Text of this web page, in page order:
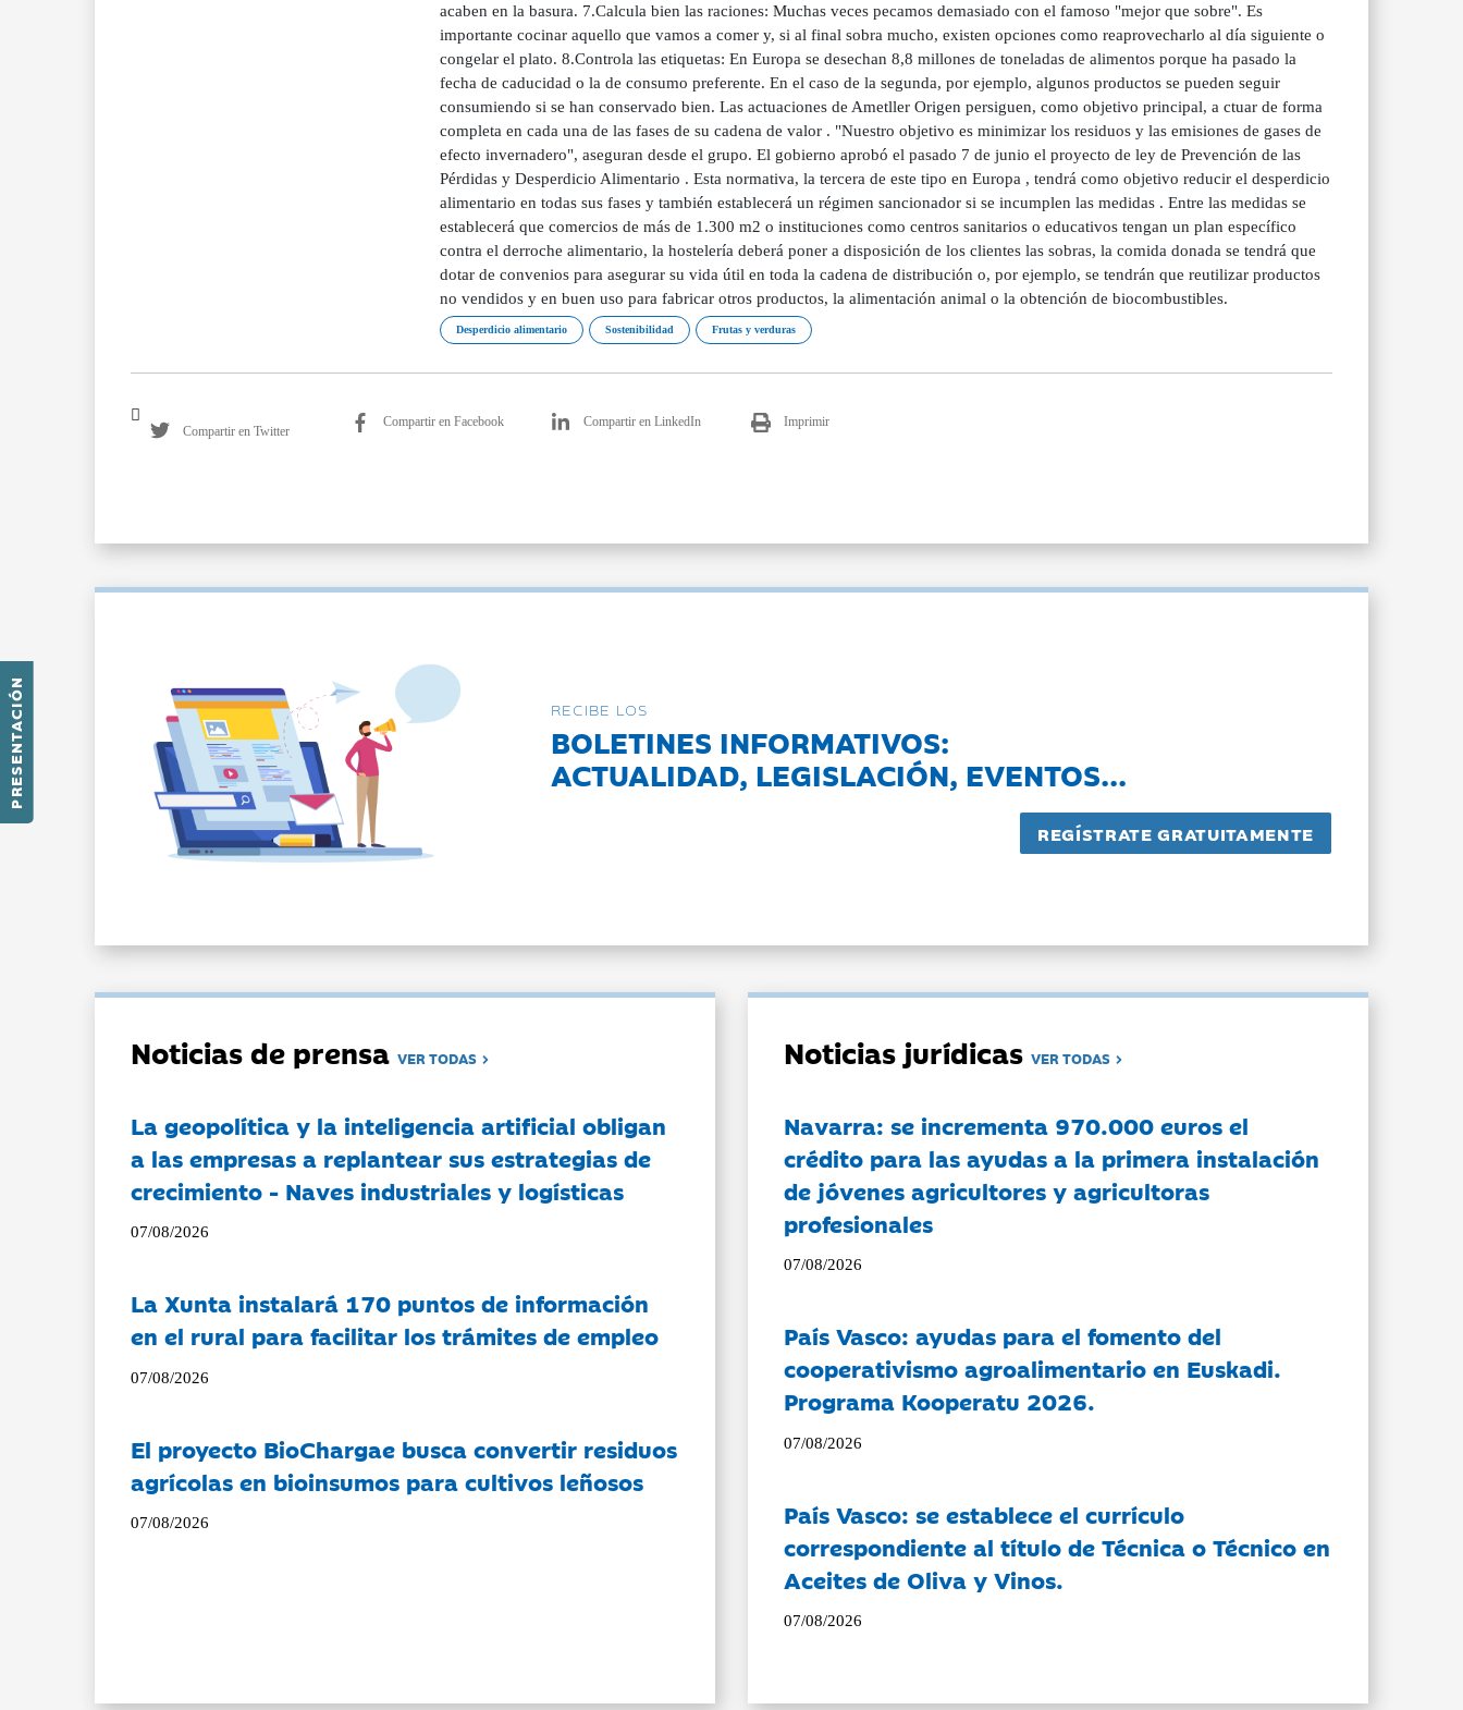
PRESENTACIÓN
acaben en la basura. 7.Calcula bien las raciones: Muchas veces pecamos demasiado con el famoso "mejor que sobre". Es
importante cocinar aquello que vamos a comer y, si al final sobra mucho, existen opciones como reaprovecharlo al día siguiente o
congelar el plato. 8.Controla las etiquetas: En Europa se desechan 8,8 millones de toneladas de alimentos porque ha pasado la
fecha de caducidad o la de consumo preferente. En el caso de la segunda, por ejemplo, algunos productos se pueden seguir
consumiendo si se han conservado bien. Las actuaciones de Ametller Origen persiguen, como objetivo principal, a ctuar de forma
completa en cada una de las fases de su cadena de valor . "Nuestro objetivo es minimizar los residuos y las emisiones de gases de
efecto invernadero", aseguran desde el grupo. El gobierno aprobó el pasado 7 de junio el proyecto de ley de Prevención de las
Pérdidas y Desperdicio Alimentario . Esta normativa, la tercera de este tipo en Europa , tendrá como objetivo reducir el desperdicio
alimentario en todas sus fases y también establecerá un régimen sancionador si se incumplen las medidas . Entre las medidas se
establecerá que comercios de más de 1.300 m2 o instituciones como centros sanitarios o educativos tengan un plan específico
contra el derroche alimentario, la hostelería deberá poner a disposición de los clientes las sobras, la comida donada se tendrá que
dotar de convenios para asegurar su vida útil en toda la cadena de distribución o, por ejemplo, se tendrán que reutilizar productos
no vendidos y en buen uso para fabricar otros productos, la alimentación animal o la obtención de biocombustibles.
Desperdicio alimentario Sostenibilidad Frutas y verduras
Compartir en Twitter
Compartir en Facebook Compartir en LinkedIn Imprimir
RECIBE LOS
BOLETINES INFORMATIVOS:
ACTUALIDAD, LEGISLACIÓN, EVENTOS...
Noticias de prensaVER TODAS
La geopolítica y la inteligencia artificial obligan
a las empresas a replantear sus estrategias de
crecimiento - Naves industriales y logísticas
07/08/2026
La Xunta instalará 170 puntos de información
en el rural para facilitar los trámites de empleo
07/08/2026
El proyecto BioChargae busca convertir residuos
agrícolas en bioinsumos para cultivos leñosos
07/08/2026
Noticias jurídicasVER TODAS
Navarra: se incrementa 970.000 euros el
crédito para las ayudas a la primera instalación
de jóvenes agricultores y agricultoras
profesionales
07/08/2026
País Vasco: ayudas para el fomento del
cooperativismo agroalimentario en Euskadi.
Programa Kooperatu 2026.
07/08/2026
País Vasco: se establece el currículo
correspondiente al título de Técnica o Técnico en
Aceites de Oliva y Vinos.
07/08/2026